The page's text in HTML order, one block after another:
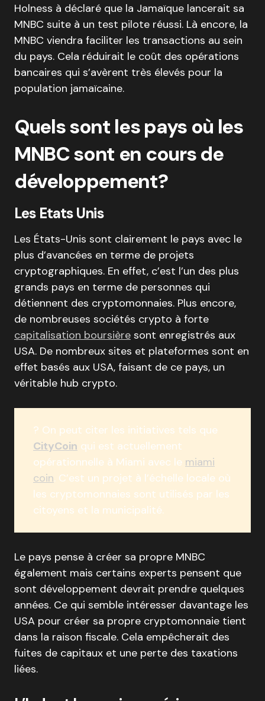
Holness à déclaré que la Jamaïque lancerait sa
MNBC suite à un test pilote réussi. Là encore, la
MNBC viendra faciliter les transactions au sein
du pays. Cela réduirait le coût des opérations
bancaires qui s’avèrent très élevés pour la
population jamaïcaine.
Quels sont les pays où les
MNBC sont en cours de
développement?
Les Etats Unis
Les États-Unis sont clairement le pays avec le
plus d’avancées en terme de projets
cryptographiques. En effet, c’est l’un des plus
grands pays en terme de personnes qui
détiennent des cryptomonnaies. Plus encore,
de nombreuses sociétés crypto à forte
capitalisation boursière sont enregistrés aux
USA. De nombreux sites et plateformes sont en
effet basés aux USA, faisant de ce pays, un
véritable hub crypto.
? On peut citer les initiatives tels que
CityCoin qui est actuellement
opérationnelle à Miami avec le miami
coin. C’est un projet à l’échelle locale où
les cryptomonnaies sont utilisés par les
citoyens et la municipalité.
Le pays pense à créer sa propre MNBC
également mais certains experts pensent que
sont développement devrait prendre quelques
années. Ce qui semble intéresser davantage les
USA pour créer sa propre cryptomonnaie tient
dans la raison fiscale. Cela empêcherait des
fuites de capitaux et une perte des taxations
liées.